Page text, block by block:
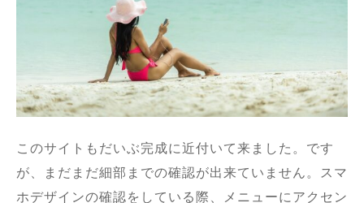
このサイトもだいぶ完成に近付いて来ました。です
が、まだまだ細部までの確認が出来ていません。スマ
ホデザインの確認をしている際、メニューにアクセン